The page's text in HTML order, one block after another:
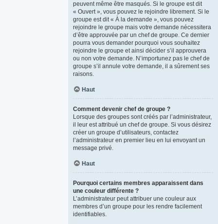
peuvent même être masqués. Si le groupe est dit
« Ouvert », vous pouvez le rejoindre librement. Si le
groupe est dit « À la demande », vous pouvez
rejoindre le groupe mais votre demande nécessitera
d’être approuvée par un chef de groupe. Ce dernier
pourra vous demander pourquoi vous souhaitez
rejoindre le groupe et ainsi décider s’il approuvera
ou non votre demande. N’importunez pas le chef de
groupe s’il annule votre demande, il a sûrement ses
raisons.
Haut
Comment devenir chef de groupe ?
Lorsque des groupes sont créés par l’administrateur,
il leur est attribué un chef de groupe. Si vous désirez
créer un groupe d’utilisateurs, contactez
l’administrateur en premier lieu en lui envoyant un
message privé.
Haut
Pourquoi certains membres apparaissent dans
une couleur différente ?
L’administrateur peut attribuer une couleur aux
membres d’un groupe pour les rendre facilement
identifiables.